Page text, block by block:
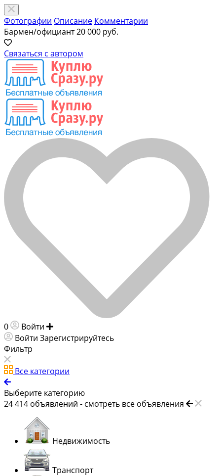
Фотографии Описание Комментарии
Бармен/официант20 000 руб.
Связаться с автором
0 Войти
Войти Зарегистрируйтесь
Фильтр
Все категории
Выберите категорию
24 414 объявлений - смотреть все объявления
Недвижимость
Транспорт